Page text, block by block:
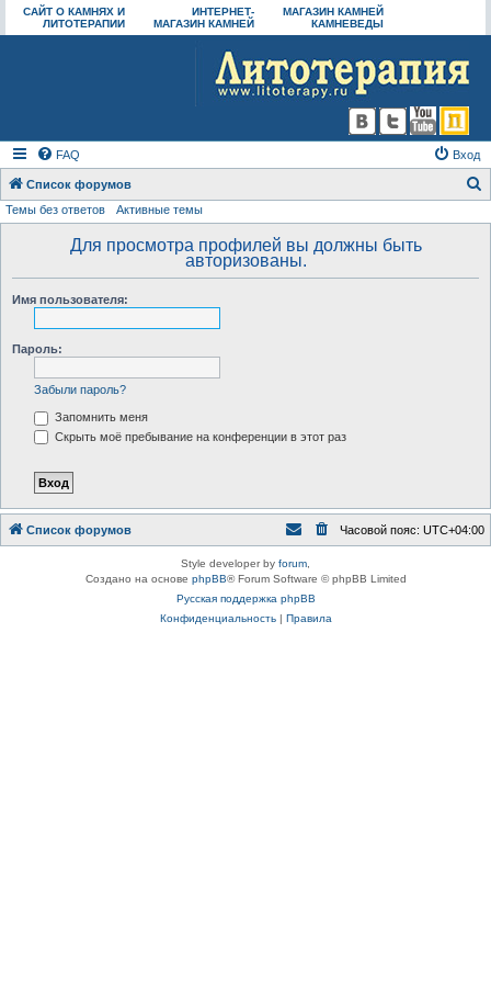
САЙТ О КАМНЯХ И
ЛИТОТЕРАПИИ
ИНТЕРНЕТ-
МАГАЗИН КАМНЕЙ
МАГАЗИН КАМНЕЙ
КАМНЕВЕДЫ
FAQ Вход
Список форумов
Темы без ответов Активные темы
Для просмотра профилей вы должны быть
авторизованы.
Имя пользователя:
Пароль:
Забыли пароль?
Запомнить меня
Скрыть моё пребывание на конференции в этот раз
Список форумов Часовой пояс: UTC+04:00
Style developer by forum,
Создано на основе phpBB® Forum Software © phpBB Limited
Русская поддержка phpBB
Конфиденциальность| Правила